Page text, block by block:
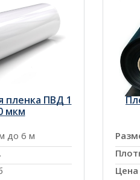
пленка ПВД 1
мкм
до 6 м
Цена